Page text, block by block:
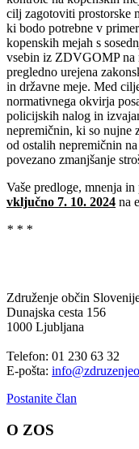
cilj zagotoviti prostorske
ki bodo potrebne v
kopenskih mejah s
vsebin iz ZDVGOMP na
pregledno urejena
in državne meje. Med
normativnega okvirja
policijskih nalog in
nepremičnin, ki so nujne
od ostalih nepremičnin
povezano zmanjšanje
Vaše predloge, mnenja
vključno 7. 10. 2024 na
* * *
Združenje občin
Dunajska cesta 156
1000 Ljubljana
Telefon: 01 230 63 32
E-pošta:
Postanite član
O ZOS